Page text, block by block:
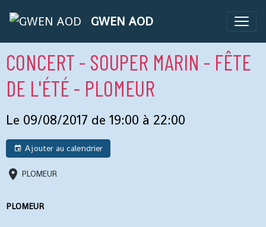
GWEN AOD
CONCERT - SOUPER MARIN - FÊTE
DE L'ÉTÉ - PLOMEUR
Le 09/08/2017 de 19:00 à 22:00
Ajouter au calendrier
PLOMEUR
PLOMEUR